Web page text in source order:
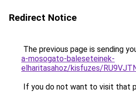
Redirect Notice
The previous page is sending
a-mosogato-baleseteinek-
elharitasahoz/kisfuzes/
If you do not want to visit that